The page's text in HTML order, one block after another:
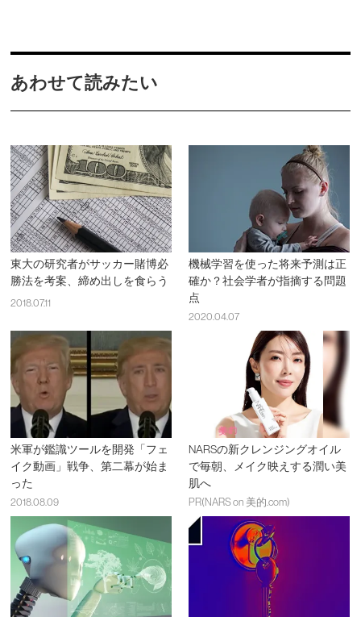
あわせて読みたい
東大の研究者がサッカー賭博必
勝法を考案、締め出しを食らう
2018.07.11
機械学習を使った将来予測は正
確か？社会学者が指摘する問題
点
2020.04.07
米軍が鑑識ツールを開発「フェ
イク動画」戦争、第二幕が始ま
った
2018.08.09
NARSの新クレンジングオイル
で毎朝、メイク映えする潤い美
肌へ
PR(NARS on 美的.com)